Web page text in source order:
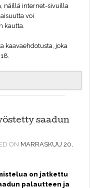
näillä internet-sivuilla
voi
kautta.
kaavaehdotusta, joka
saadun
ON MARRASKUU 20,
on jatkettu
palautteen ja